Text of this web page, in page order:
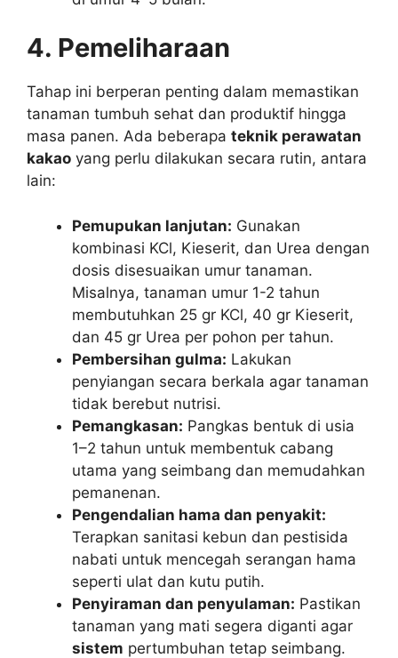
4. Pemeliharaan
Tahap ini berperan penting dalam memastikan
tanaman tumbuh sehat dan produktif hingga
masa panen. Ada beberapa teknik perawatan
kakao yang perlu dilakukan secara rutin, antara
lain:
Pemupukan lanjutan: Gunakan
kombinasi KCl, Kieserit, dan Urea dengan
dosis disesuaikan umur tanaman.
Misalnya, tanaman umur 1-2 tahun
membutuhkan 25 gr KCl, 40 gr Kieserit,
dan 45 gr Urea per pohon per tahun.
Pembersihan gulma: Lakukan
penyiangan secara berkala agar tanaman
tidak berebut nutrisi.
Pemangkasan: Pangkas bentuk di usia
1–2 tahun untuk membentuk cabang
utama yang seimbang dan memudahkan
pemanenan.
Pengendalian hama dan penyakit:
Terapkan sanitasi kebun dan pestisida
nabati untuk mencegah serangan hama
seperti ulat dan kutu putih.
Penyiraman dan penyulaman: Pastikan
tanaman yang mati segera diganti agar
sistem pertumbuhan tetap seimbang.